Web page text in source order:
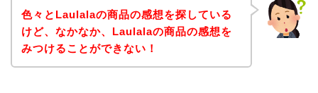
色々とLaulalaの商品の感想を探している
けど、なかなか、Laulalaの商品の感想を
みつけることができない！